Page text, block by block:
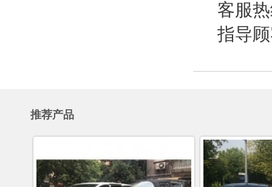
客服
指导
推荐产品